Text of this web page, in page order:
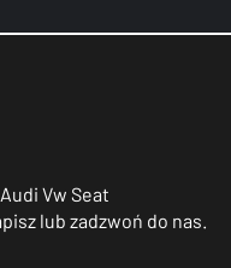
Vw Seat
lub zadzwoń do nas.